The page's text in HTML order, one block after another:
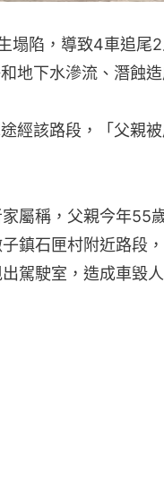
塌陷，導致4車追尾
地下水滲流、潛蝕
經該路段，「父親
家屬稱，父親今年55
鎮石匣村附近路段
駕駛室，造成車毀人